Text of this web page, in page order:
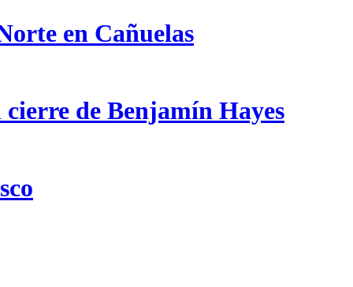
en Cañuelas
de Benjamín Hayes